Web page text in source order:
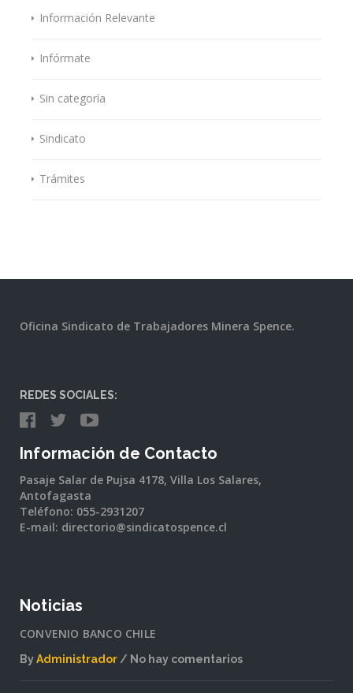
Información Relevante
Infórmate
Sin categoría
Sindicato
Trámites
Oficina Sindicato de Trabajadores Minera Spence.
REDES SOCIALES:
Información de Contacto
Pasaje Salar de Pujsa 4178, Villa Los Salares,
Antofagasta
Teléfono: 055-2931207
E-mail: directorio@sindicatospence.cl
Noticias
CONVENIO BANCO CHILE
ByAdministrador
No hay comentarios